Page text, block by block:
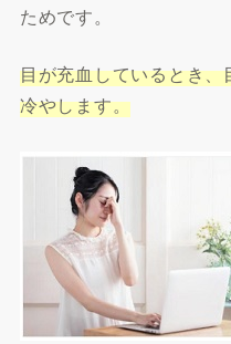
ためです。
目が充血しているとき
冷やします。